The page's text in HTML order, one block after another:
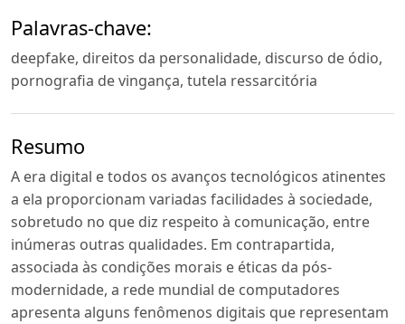
Palavras-chave:
deepfake, direitos da personalidade, discurso de ódio,
pornografia de vingança, tutela ressarcitória
Resumo
A era digital e todos os avanços tecnológicos atinentes
a ela proporcionam variadas facilidades à sociedade,
sobretudo no que diz respeito à comunicação, entre
inúmeras outras qualidades. Em contrapartida,
associada às condições morais e éticas da pós-
modernidade, a rede mundial de computadores
apresenta alguns fenômenos digitais que representam